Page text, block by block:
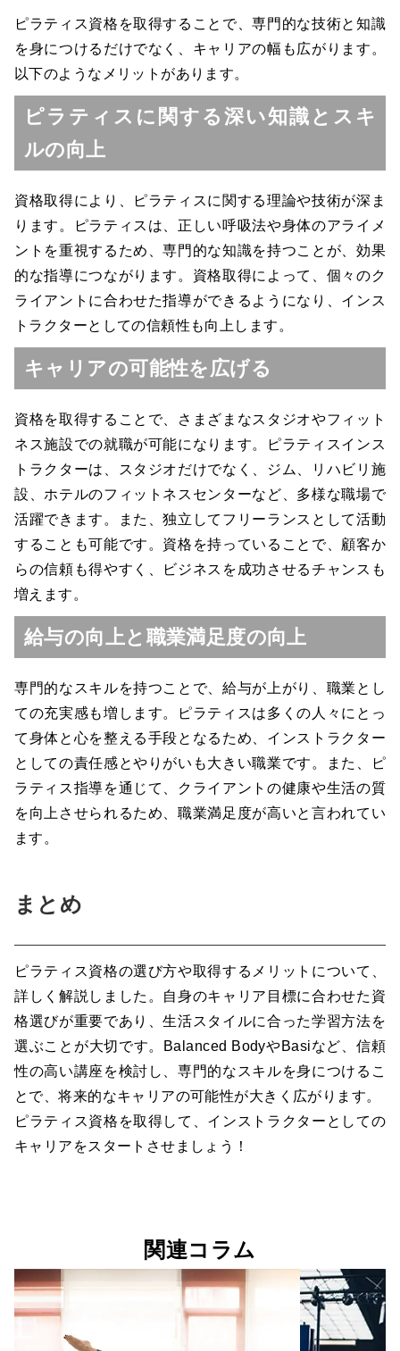
ピラティス資格を取得することで、専門的な技術と知識
を身につけるだけでなく、キャリアの幅も広がります。
以下のようなメリットがあります。
ピラティスに関する深い知識とスキ
ルの向上
資格取得により、ピラティスに関する理論や技術が深ま
ります。ピラティスは、正しい呼吸法や身体のアライメ
ントを重視するため、専門的な知識を持つことが、効果
的な指導につながります。資格取得によって、個々のク
ライアントに合わせた指導ができるようになり、インス
トラクターとしての信頼性も向上します。
キャリアの可能性を広げる
資格を取得することで、さまざまなスタジオやフィット
ネス施設での就職が可能になります。ピラティスインス
トラクターは、スタジオだけでなく、ジム、リハビリ施
設、ホテルのフィットネスセンターなど、多様な職場で
活躍できます。また、独立してフリーランスとして活動
することも可能です。資格を持っていることで、顧客か
らの信頼も得やすく、ビジネスを成功させるチャンスも
増えます。
給与の向上と職業満足度の向上
専門的なスキルを持つことで、給与が上がり、職業とし
ての充実感も増します。ピラティスは多くの人々にとっ
て身体と心を整える手段となるため、インストラクター
としての責任感とやりがいも大きい職業です。また、ピ
ラティス指導を通じて、クライアントの健康や生活の質
を向上させられるため、職業満足度が高いと言われてい
ます。
まとめ
ピラティス資格の選び方や取得するメリットについて、
詳しく解説しました。自身のキャリア目標に合わせた資
格選びが重要であり、生活スタイルに合った学習方法を
選ぶことが大切です。Balanced BodyやBasiなど、信頼
性の高い講座を検討し、専門的なスキルを身につけるこ
とで、将来的なキャリアの可能性が大きく広がります。
ピラティス資格を取得して、インストラクターとしての
キャリアをスタートさせましょう！
関連コラム